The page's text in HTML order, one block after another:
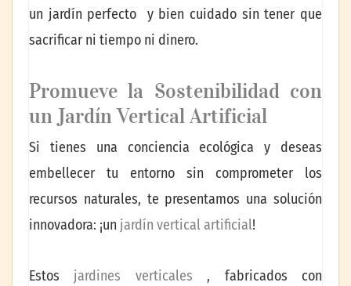
un jardín perfecto y bien cuidado sin tener que
sacrificar ni tiempo ni dinero.
Promueve la Sostenibilidad con
un Jardín Vertical Artificial
Si tienes una conciencia ecológica y deseas
embellecer tu entorno sin comprometer los
recursos naturales, te presentamos una solución
innovadora: ¡un jardín vertical artificial!
Estos jardines verticales , fabricados con